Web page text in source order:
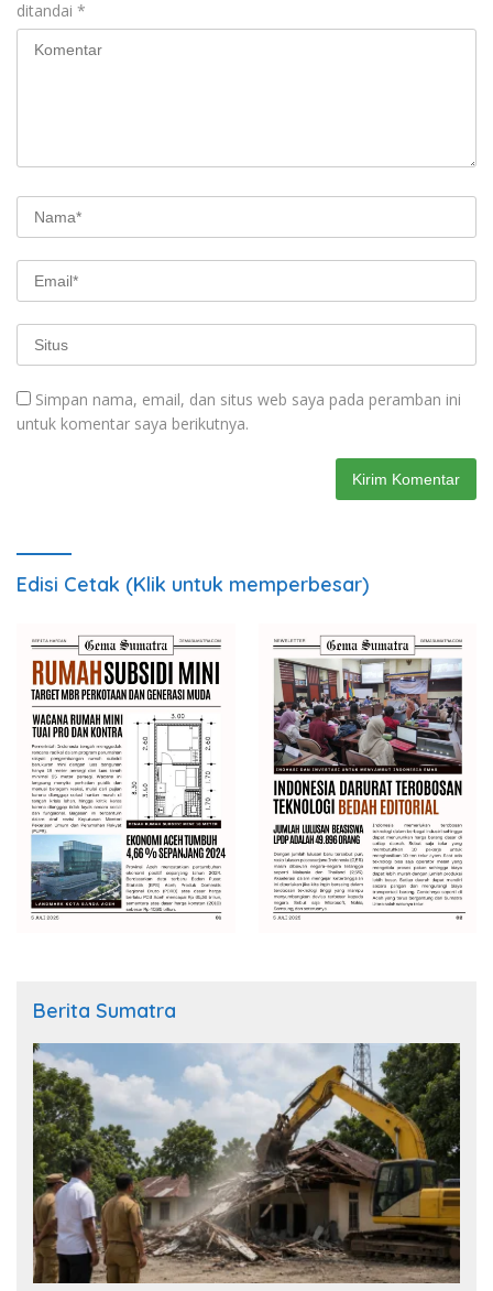
ditandai *
Simpan nama, email, dan situs web saya pada peramban ini
untuk komentar saya berikutnya.
Edisi Cetak (Klik untuk memperbesar)
Berita Sumatra